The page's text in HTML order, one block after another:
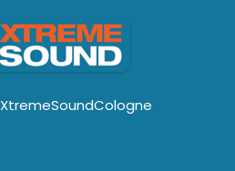
XtremeSoundCologne